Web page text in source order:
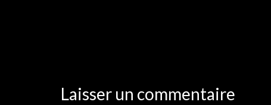
Laisser un commentaire